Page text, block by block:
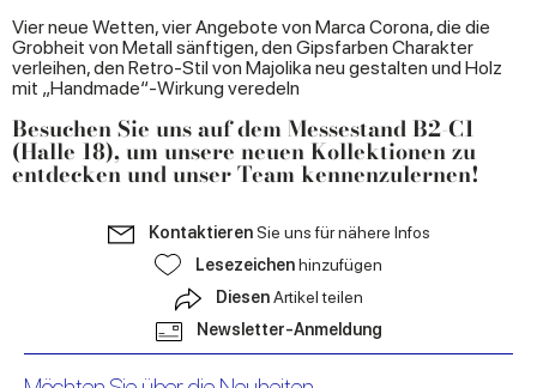
Vier neue Wetten, vier Angebote von Marca Corona, die die
Grobheit von Metall sänftigen, den Gipsfarben Charakter
verleihen, den Retro-Stil von Majolika neu gestalten und Holz
mit „Handmade“-Wirkung veredeln
Besuchen Sie uns auf demMessestand B2-C1
(Halle 18), um unsere neuen Kollektionen zu
entdecken und unser Team kennenzulernen!
KontaktierenSie uns für nähere Infos
Lesezeichenhinzufügen
DiesenArtikel teilen
Newsletter-Anmeldung